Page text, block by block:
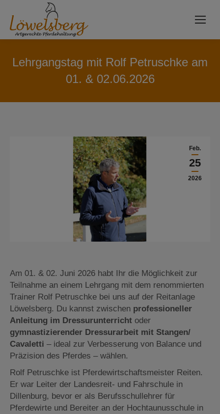
Lehrgangstag mit Rolf Petruschke am
01. & 02.06.2026
Feb.
25
2026
Am 01. & 02. Juni 2026 habt Ihr die Möglichkeit zur
Teilnahme an einem Lehrgang mit dem renommierten
Trainer Rolf Petruschke bei uns auf der Reitanlage
Löwelsberg. Du kannst zwischen professioneller
Anleitung im Dressurunterricht oder
gymnastizierender Dressurarbeit mit Stangen/
Cavaletti – ideal zur Verbesserung von Balance und
Präzision des Pferdes – wählen.
Rolf Petruschke ist Pferdewirtschaftsmeister Reiten.
Er war Leiter der Landesreit- und Fahrschule in
Dillenburg, bevor er als Berufsschullehrer für
Pferdewirte und Bereiter an der Hochtaunusschule in